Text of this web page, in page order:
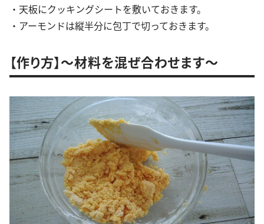
・天板にクッキングシートを敷いておきます。
・アーモンドは縦半分に包丁で切っておきます。
【作り方】～材料を混ぜ合わせます～